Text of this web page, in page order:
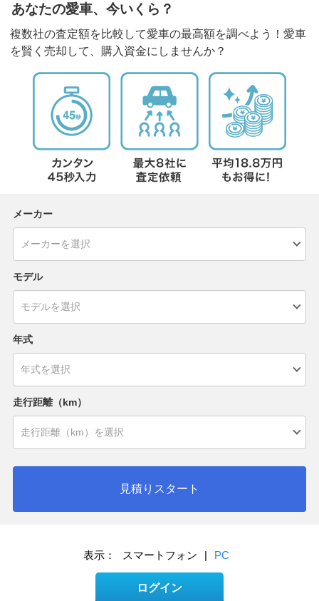
あなたの愛車、今いくら？
複数社の査定額を比較して愛車の最高額を調べよう！愛車
を賢く売却して、購入資金にしませんか？
メーカー
モデル
年式
走行距離（km）
見積りスタート
表示： スマートフォン | PC
ログイン